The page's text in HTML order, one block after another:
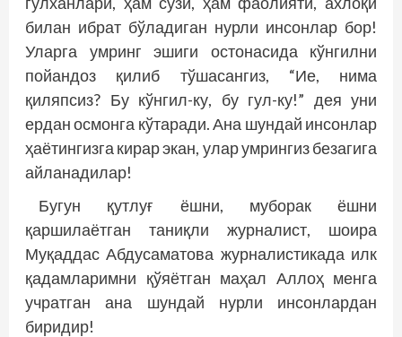
билан ибрат бўладиган нурли инсонлар бор!
Уларга умринг эшиги остонасида кўнгилни
пойандоз қилиб тўшасангиз, “Ие, нима
қиляпсиз? Бу кўнгил-ку, бу гул-ку!” дея уни
ердан осмонга кўтаради. Ана шундай инсонлар
ҳаётингизга кирар экан, улар умрингиз безагига
айланадилар!
Бугун қутлуғ ёшни, муборак ёшни
қаршилаётган таниқли журналист, шоира
Муқаддас Абдусаматова журналистикада илк
қадамларимни қўяётган маҳал Аллоҳ менга
учратган ана шундай нурли инсонлардан
биридир!